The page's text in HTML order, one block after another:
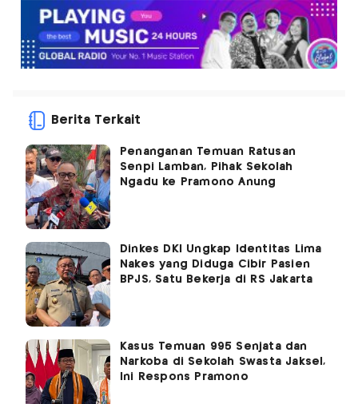
Berita Terkait
Penanganan Temuan Ratusan
Senpi Lamban, Pihak Sekolah
Ngadu ke Pramono Anung
Dinkes DKI Ungkap Identitas Lima
Nakes yang Diduga Cibir Pasien
BPJS, Satu Bekerja di RS Jakarta
Kasus Temuan 995 Senjata dan
Narkoba di Sekolah Swasta Jaksel,
Ini Respons Pramono